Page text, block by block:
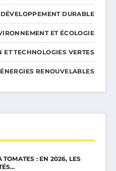
DÉVELOPPEMENT DURABLE
ET ÉCOLOGIE
ET TECHNOLOGIES VERTES
ÉNERGIES RENOUVELABLES
TOMATES : EN 2026, LES